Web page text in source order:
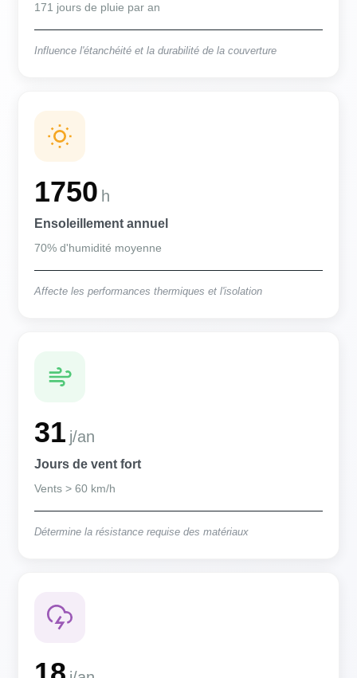
171 jours de pluie par an
Influence l'étanchéité et la durabilité de la couverture
1750 h
Ensoleillement annuel
70% d'humidité moyenne
Affecte les performances thermiques et l'isolation
31 j/an
Jours de vent fort
Vents > 60 km/h
Détermine la résistance requise des matériaux